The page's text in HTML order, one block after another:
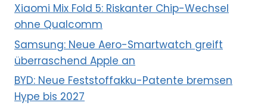
Xiaomi Mix Fold 5: Riskanter Chip-Wechsel
ohne Qualcomm
Samsung: Neue Aero-Smartwatch greift
überraschend Apple an
BYD: Neue Feststoffakku-Patente bremsen
Hype bis 2027